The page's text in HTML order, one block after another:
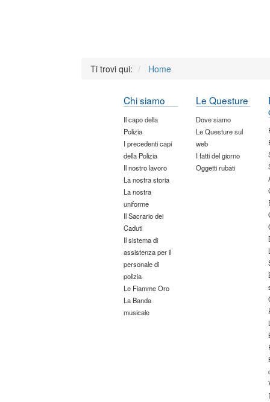
Ti trovi qui: Home
Chi siamo
Il capo della
Polizia
I precedenti capi
della Polizia
Il nostro lavoro
La nostra storia
La nostra
uniforme
Il Sacrario dei
Caduti
Il sistema di
assistenza per il
personale di
polizia
Le Fiamme Oro
La Banda
musicale
Le Questure
Dove siamo
Le Questure sul
web
I fatti del giorno
Oggetti rubati